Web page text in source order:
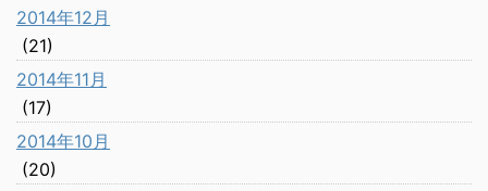
2014年12月
(21)
2014年11月
(17)
2014年10月
(20)